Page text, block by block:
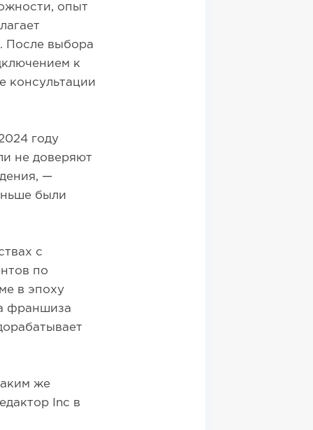
опыт
После выбора
к
консультации
году
не доверяют
—
были
с
по
в эпоху
франшиза
же
Inc в